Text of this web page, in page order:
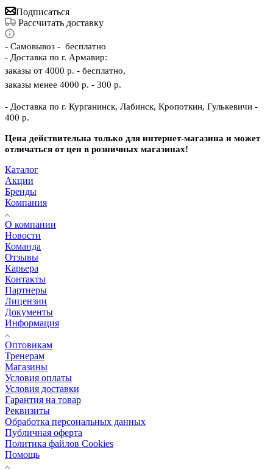
Подписаться
Рассчитать доставку
- Самовывоз - бесплатно
- Доставка по г. Армавир:
заказы от 4000 р. - бесплатно,
заказы менее 4000 р. - 300 р.
- Доставка по г. Курганинск, Лабинск, Кропоткин, Гулькевичи -
400 р.
Цена действительна только для интернет-магазина и может
отличаться от цен в розничных магазинах!
Каталог
Акции
Бренды
Компания
О компании
Новости
Команда
Отзывы
Карьера
Контакты
Партнеры
Лицензии
Документы
Информация
Оптовикам
Тренерам
Магазины
Условия оплаты
Условия доставки
Гарантия на товар
Реквизиты
Обработка персональных данных
Публичная оферта
Политика файлов Cookies
Помощь